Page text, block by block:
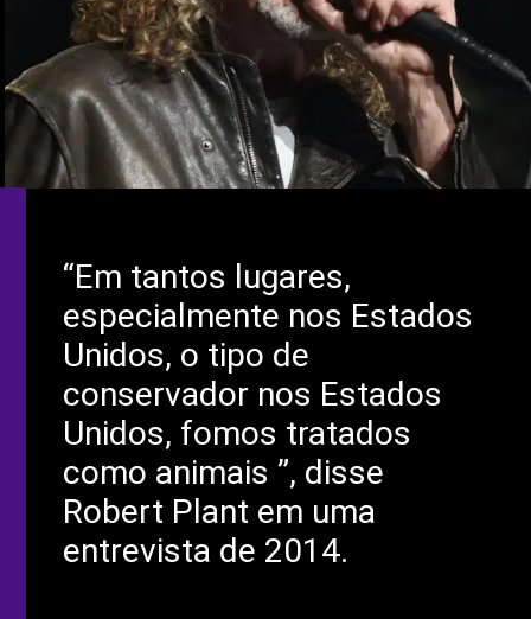
“Em tantos lugares,
especialmente nos Estados
Unidos, o tipo de
conservador nos Estados
Unidos, fomos tratados
como animais ”, disse
Robert Plant em uma
entrevista de 2014.